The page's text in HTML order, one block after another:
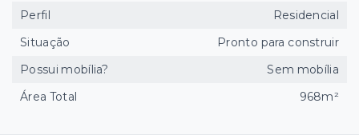
Perfil
Residencial
Situação
Pronto para construir
Possui mobília?
Sem mobília
Área Total
968m²